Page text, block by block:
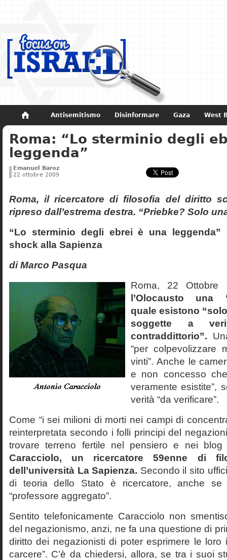
Antisemitismo Disinformare Gaza West
Non dimenticare Storia di Israele
Roma: “Lo sterminio degli
leggenda”
Emanuel Baroz
22 ottobre 2009
Roma, il ricercatore di filosofia del diritto
ripreso dall’estrema destra. “Priebke? Solo
“Lo sterminio degli ebrei è una leggenda”
shock alla Sapienza
di Marco Pasqua
Roma, 22
l’Olocausto una
quale esistono
soggette a
contraddittorio”.
“per colpevolizzare
vinti”. Anche le
e non concesso
veramente esistite”,
verità “da verificare”.
Come “i sei milioni di morti nei campi di
reinterpretata secondo i folli principi del
trovare terreno fertile nel pensiero e nei
Caracciolo, un ricercatore 59enne di
dell’università La Sapienza. Secondo il sito
di teoria dello Stato è ricercatore, anche
“professore aggregato”.
Sentito telefonicamente Caracciolo non
del negazionismo, anzi, ne fa una questione di
diritto dei negazionisti di poter esprimere le loro
carcere”. C’è da chiedersi, allora, se tra i suoi